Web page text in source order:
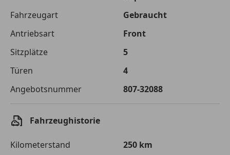
Kreditbetrag
€ 49 900,-
Gesamtbetrag
Einberechnete Gebühren
€ 0,-
Effektivzinsatz
Sollzinssatz
Monatliche Rate € 585,83
Fahrzeugart
Gebraucht
Antriebsart
Front
Sitzplätze
5
Türen
4
Angebotsnummer
807-32088
Fahrzeughistorie
Kilometerstand
250 km